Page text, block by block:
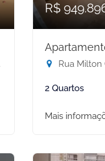
R$
Rua Milton
2 Quartos
Mais